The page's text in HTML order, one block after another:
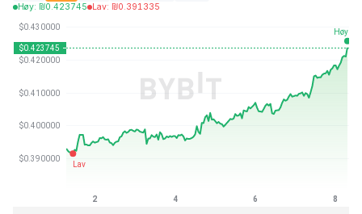
Høy: ₪0.423745 Lav: ₪0.391335
Sist oppdatert: 2026-08-08, 07:14 GMT+0